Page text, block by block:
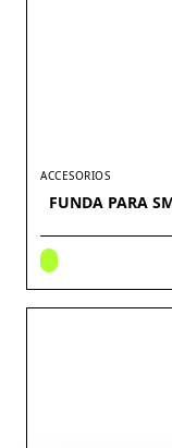
ACCESORIOS
FUNDA PARA